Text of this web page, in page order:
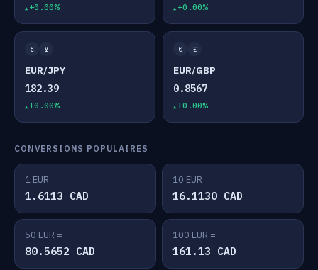
+0.00% +0.00%
€ ¥
EUR/JPY
182.39
+0.00%
€ £
EUR/GBP
0.8567
+0.00%
CONVERSIONS POPULAIRES
1 EUR =
1.6113 CAD
10 EUR =
16.1130 CAD
50 EUR =
80.5652 CAD
100 EUR =
161.13 CAD